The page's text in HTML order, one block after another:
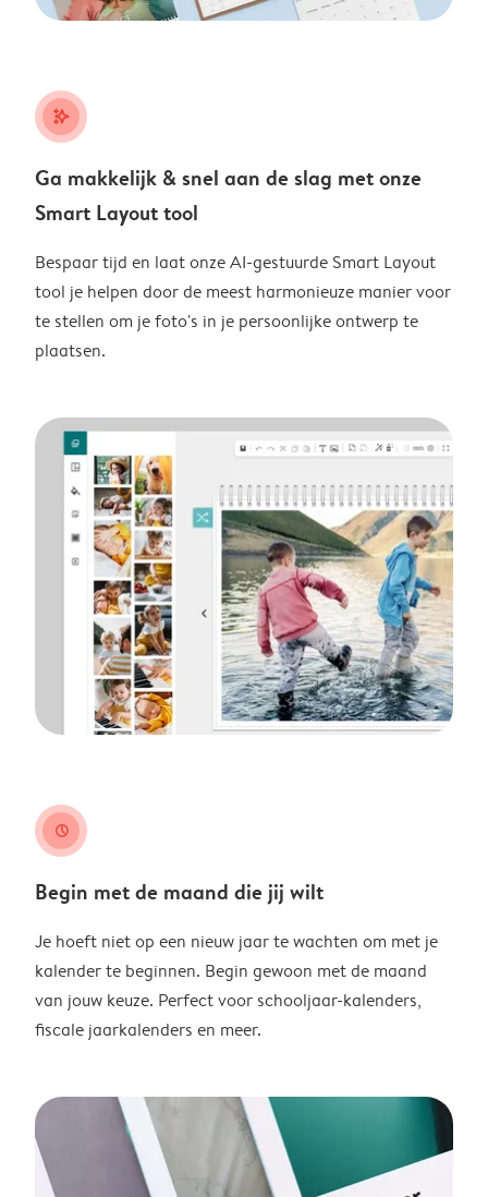
stars_plus
Ga makkelijk & snel aan de slag met onze
Smart Layout tool
Bespaar tijd en laat onze AI-gestuurde Smart Layout
tool je helpen door de meest harmonieuze manier voor
te stellen om je foto's in je persoonlijke ontwerp te
plaatsen.
clock
Begin met de maand die jij wilt
Je hoeft niet op een nieuw jaar te wachten om met je
kalender te beginnen. Begin gewoon met de maand
van jouw keuze. Perfect voor schooljaar-kalenders,
fiscale jaarkalenders en meer.